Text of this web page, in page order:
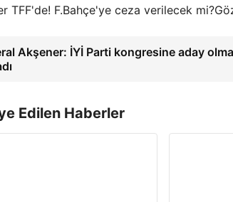
Akşener: İYİ Parti kongresine aday
Edilen Haberler